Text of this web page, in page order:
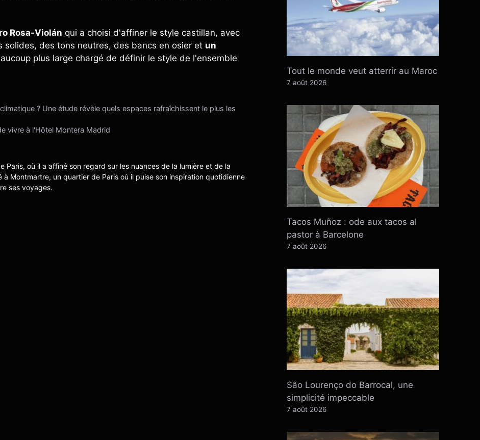
Rosa-Violán qui a choisi d'affiner le style castillan, avec
des tons neutres, des bancs en osier et un
plus large chargé de définir le style de l'ensemble
? Une étude révèle quels espaces rafraîchissent le plus les
vivre à l'Hôtel Montera Madrid
Paris, où il a affiné son regard sur les nuances de la lumière et de la
Montmartre, un quartier de Paris où il puise son inspiration quotidienne
ses voyages.
Tout le monde veut atterrir au Maroc
7 août 2026
Tacos Muñoz : ode aux tacos al
pastor à Barcelone
7 août 2026
São Lourenço do Barrocal, une
simplicité impeccable
7 août 2026